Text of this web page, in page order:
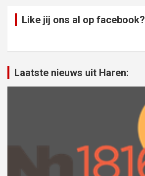
Like jij ons al op facebook?
Laatste nieuws uit Haren: